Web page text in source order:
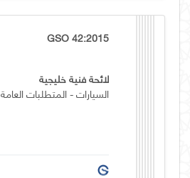
GSO 42:2015
لائحة فنية خليجية
السيارات - المتطلبات العامة